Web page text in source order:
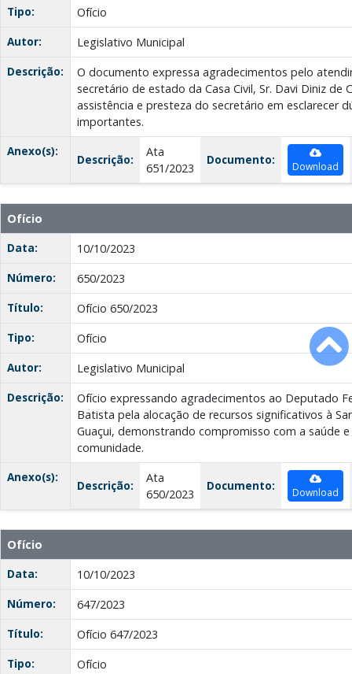
Tipo:
Ofício
Autor:
Legislativo Municipal
Descrição:
O documento expressa agradecimentos pelo
secretário de estado da Casa Civil, Sr. Davi Diniz de
assistência e presteza do secretário em esclarecer
importantes.
Anexo(s):
Descrição:
Ata
651/2023
Documento: Download
Ofício
Data:
10/10/2023
Número:
650/2023
Título:
Ofício 650/2023
Tipo:
Ofício
Autor:
Legislativo Municipal
Descrição:
Ofício expressando agradecimentos ao Deputado
Batista pela alocação de recursos significativos à
Guaçui, demonstrando compromisso com a saúde
comunidade.
Anexo(s):
Descrição:
Ata
650/2023
Documento: Download
Ofício
Data:
10/10/2023
Número:
647/2023
Título:
Ofício 647/2023
Tipo:
Ofício